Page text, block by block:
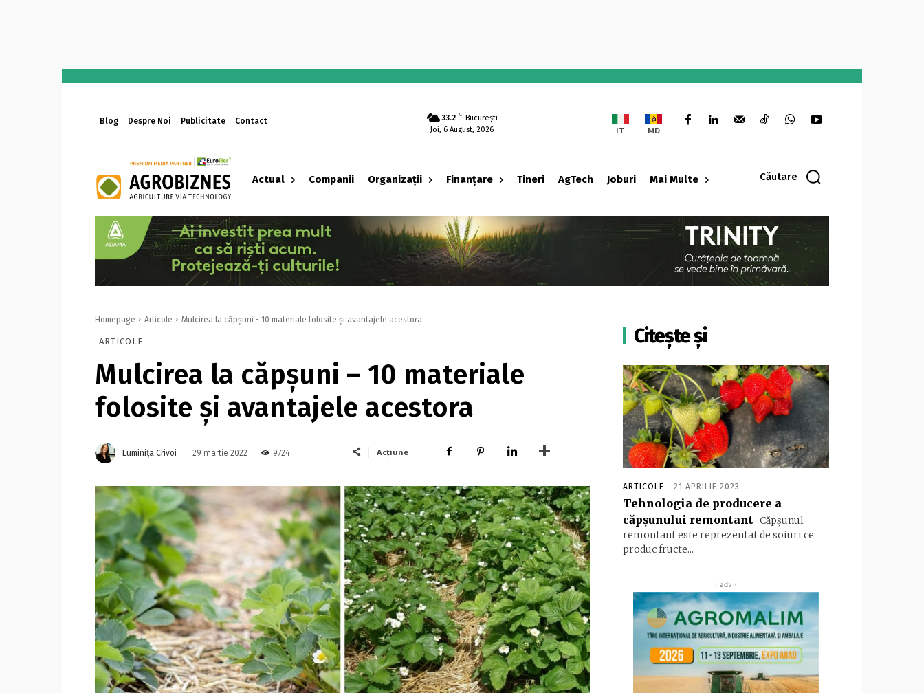
Blog Despre Noi Publicitate Contact 33.2 C București
Joi, 6 August, 2026
IT MD
Actual Companii Organizații Finanțare Tineri AgTech Joburi Mai Multe Căutare
-
Homepage Articole Mulcirea la căpșuni - 10 materiale folosite și avantajele acestora
ARTICOLE
Mulcirea la căpșuni – 10 materiale
folosite și avantajele acestora
Luminița Crivoi 29 martie 2022 9724 Acțiune
Citește și
ARTICOLE 21 APRILIE 2023
Tehnologia de producere a
căpșunului remontant Căpșunul
remontant este reprezentat de soiuri ce
produc fructe...
‹ adv ›